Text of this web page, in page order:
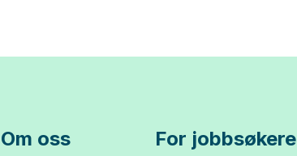
Om oss For jobbsøkere